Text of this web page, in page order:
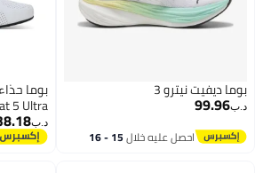
4
بوما ديفيت نيترو 3
د.ب‏ 99.96
احصل عليه خلال 15 - 16
اغسطس
5 Ultra
د.ب‏